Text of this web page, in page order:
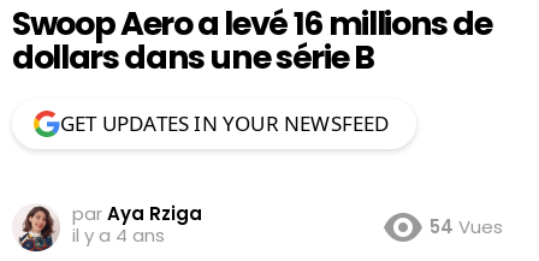
Swoop Aero a levé 16 millions de
dollars dans une série B
GET UPDATES IN YOUR NEWSFEED
parAya Rziga
il y a 4 ans
54 Vues